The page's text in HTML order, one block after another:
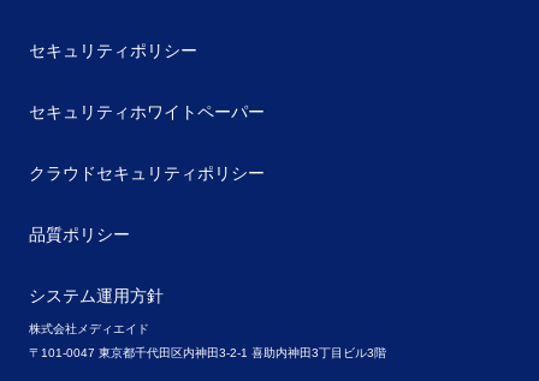
株式会社メディエイド
〒101-0047 東京都千代田区内神田3-2-1 喜助内神田3丁目ビル3階
セキュリティポリシー
セキュリティホワイトペーパー
クラウドセキュリティポリシー
品質ポリシー
システム運用方針